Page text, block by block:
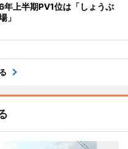
上半期PV1位は「しょうぶ
」